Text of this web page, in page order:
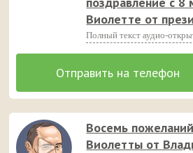
Виолетте от
Полный текст аудио-
Восемь
Виолетты от